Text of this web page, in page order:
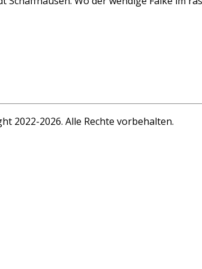
2022-2026. Alle Rechte vorbehalten.